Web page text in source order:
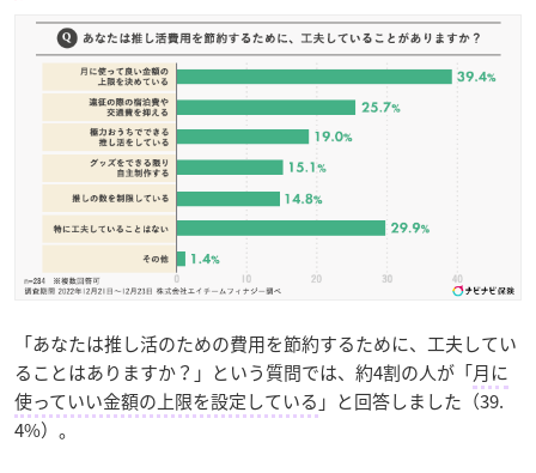
「あなたは推し活のための費用を節約するために、工夫してい
ることはありますか？」という質問では、約4割の人が「月に
使っていい金額の上限を設定している 」と回答しました（39.
4%）。